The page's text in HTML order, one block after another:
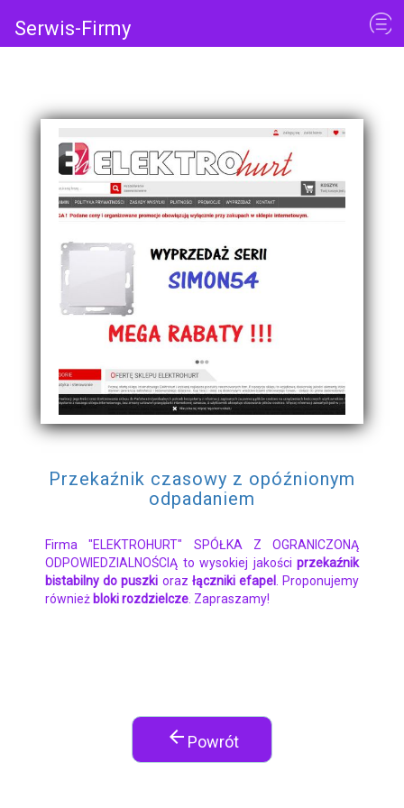
Serwis-Firmy
Przekaźnik czasowy z opóźnionym
odpadaniem
Firma "ELEKTROHURT" SPÓŁKA Z OGRANICZONĄ
ODPOWIEDZIALNOŚCIĄ to wysokiej jakości przekaźnik
bistabilny do puszki oraz łączniki efapel
. Proponujemy
również bloki rozdzielcze . Zapraszamy!
arrow_back Powrót